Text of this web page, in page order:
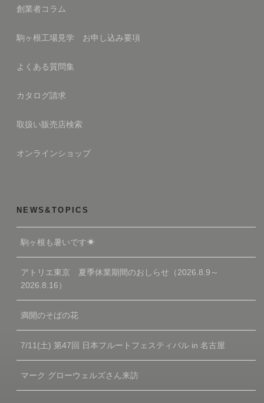
創業者コラム
駒ヶ根工場見学 お申し込み要項
よくある質問集
カタログ請求
取扱い販売店検索
オンラインショップ
NEWS&TOPICS
駒ヶ根も暑いです☀
アトリエ東京 夏季休業期間のおしらせ（2026.8.9～
2026.8.16）
満開のそばの花
7/11(土) 第47回 日本フルートフェスティバル in 名古屋
マーク グローウェルズさん来訪